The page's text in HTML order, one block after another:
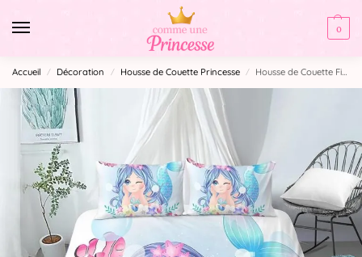
0
Accueil / Décoration / Housse de Couette Princesse / Housse de Couette Fille Sirène